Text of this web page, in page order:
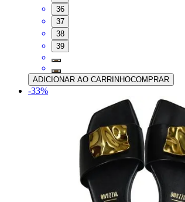
36
37
38
39
ADICIONAR AO CARRINHOCOMPRAR
-33%